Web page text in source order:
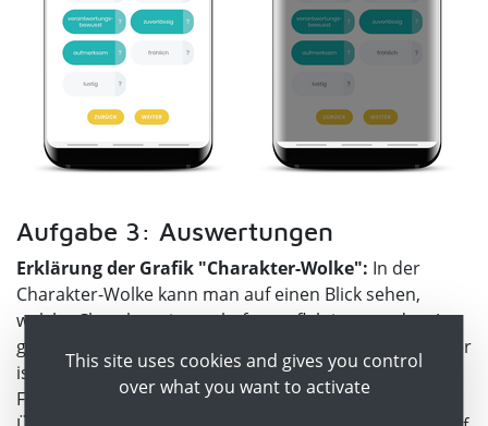
Aufgabe 3: Auswertungen
Erklärung der Grafik "Charakter-Wolke": In der
Charakter-Wolke kann man auf einen Blick sehen,
welche Charaktereigenschaften reflektiert wurden. Je
größer ein Wort in der Wolke erscheint, desto wichtiger
ist der Person diese Eigenschaft. Je intensiver der
Farbton einzelner Wörter, desto größer ist die
This site uses cookies and gives you control
over what you want to activate